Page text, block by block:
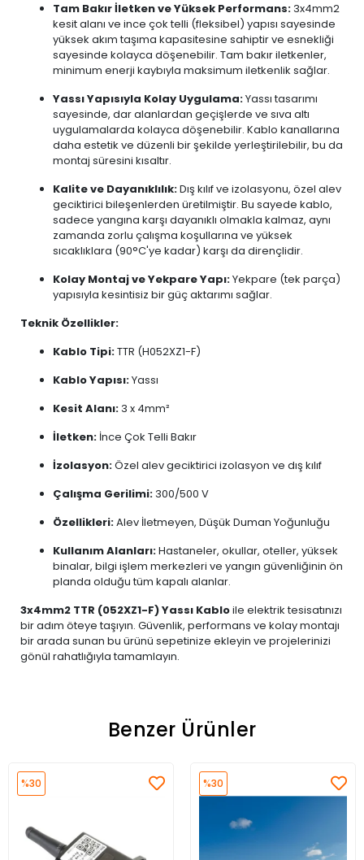
Tam Bakır İletken ve Yüksek Performans:3x4mm2
kesit alanı ve ince çok telli (fleksibel) yapısı sayesinde
yüksek akım taşıma kapasitesine sahiptir ve esnekliği
sayesinde kolayca döşenebilir. Tam bakır iletkenler,
minimum enerji kaybıyla maksimum iletkenlik sağlar.
Yassı Yapısıyla Kolay Uygulama:Yassı tasarımı
sayesinde, dar alanlardan geçişlerde ve sıva altı
uygulamalarda kolayca döşenebilir. Kablo kanallarına
daha estetik ve düzenli bir şekilde yerleştirilebilir, bu da
montaj süresini kısaltır.
Kalite ve Dayanıklılık:Dış kılıf ve izolasyonu, özel alev
geciktirici bileşenlerden üretilmiştir. Bu sayede kablo,
sadece yangına karşı dayanıklı olmakla kalmaz, aynı
zamanda zorlu çalışma koşullarına ve yüksek
sıcaklıklara (90°C'ye kadar) karşı da dirençlidir.
Kolay Montaj ve Yekpare Yapı:Yekpare (tek parça)
yapısıyla kesintisiz bir güç aktarımı sağlar.
Teknik Özellikler:
Kablo Tipi:TTR (H052XZ1-F)
Kablo Yapısı:Yassı
Kesit Alanı:3 x 4mm²
İletken: İnce Çok Telli Bakır
İzolasyon:Özel alev geciktirici izolasyon ve dış kılıf
Çalışma Gerilimi:300/500 V
Özellikleri:Alev İletmeyen, Düşük Duman Yoğunluğu
Kullanım Alanları:Hastaneler, okullar, oteller, yüksek
binalar, bilgi işlem merkezleri ve yangın güvenliğinin ön
planda olduğu tüm kapalı alanlar.
3x4mm2 TTR (052XZ1-F) Yassı Kabloile elektrik tesisatınızı
bir adım öteye taşıyın. Güvenlik, performans ve kolay montajı
bir arada sunan bu ürünü sepetinize ekleyin ve projelerinizi
gönül rahatlığıyla tamamlayın.
Benzer Ürünler
%30 %30